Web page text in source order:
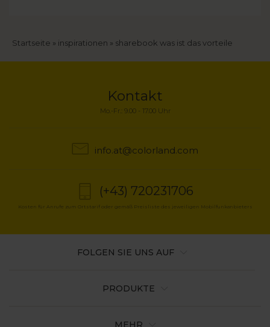
Breadcrumb
Startseite inspirationen sharebook was ist das vorteile
Kontakt
Mo.-Fr.: 9.00 - 17.00 Uhr
info.at@colorland.com
(+43) 720231706
Kosten für Anrufe zum Ortstarif oder gemäß Preisliste des jeweiligen Mobilfunkanbieters
PRODUKTE
MEHR
FOLGEN SIE UNS AUF